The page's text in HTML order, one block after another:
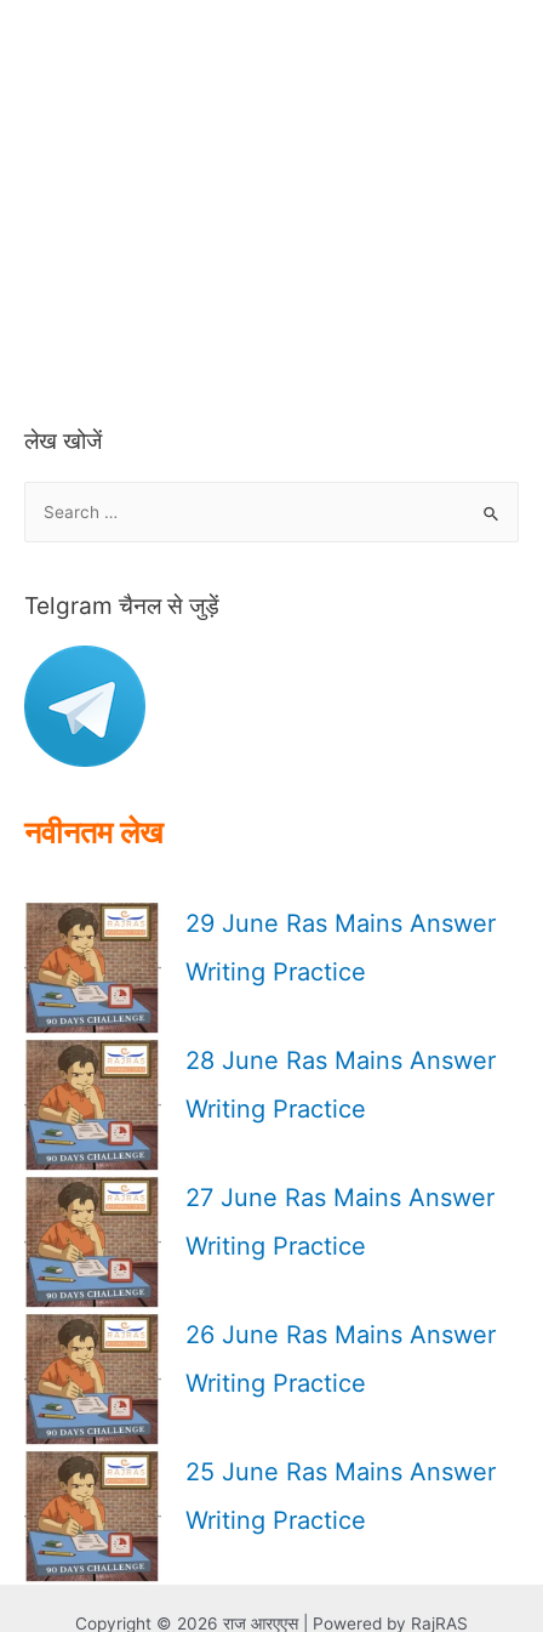
लेख खोजें
r
f
o
Telgram चैनल से जुड़ें
नवीनतम लेख
29 June Ras Mains Answer
Writing Practice
28 June Ras Mains Answer
Writing Practice
27 June Ras Mains Answer
Writing Practice
26 June Ras Mains Answer
Writing Practice
25 June Ras Mains Answer
Writing Practice
Copyright © 2026 राज आरएएस | Powered by RajRAS